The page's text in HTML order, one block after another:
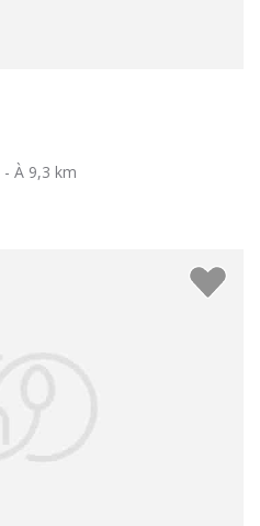
- À 9,3 km